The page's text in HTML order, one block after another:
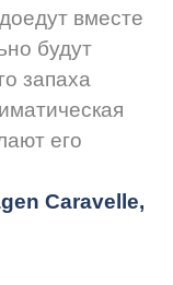
вместе
будут
запаха
его
Caravelle,